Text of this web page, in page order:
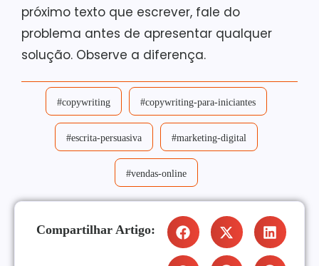
próximo texto que escrever, fale do
problema antes de apresentar qualquer
solução. Observe a diferença.
#copywriting #copywriting-para-iniciantes
#escrita-persuasiva #marketing-digital
#vendas-online
Compartilhar Artigo: